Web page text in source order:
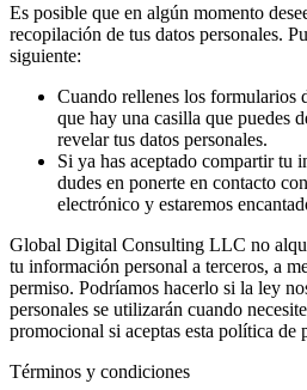
Es posible que en algún momento
recopilación de tus datos personales.
siguiente:
Cuando rellenes los formularios
que hay una casilla que puedes
revelar tus datos personales.
Si ya has aceptado compartir tu
dudes en ponerte en contacto
electrónico y estaremos
Global Digital Consulting LLC no
tu información personal a terceros, a
permiso. Podríamos hacerlo si la ley
personales se utilizarán cuando
promocional si aceptas esta política de
Términos y condiciones